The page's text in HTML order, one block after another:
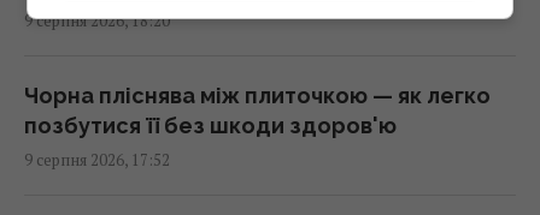
Су-34: аналітики оцінили, чи це можливо
17:01 неділя, 09 серпня 2026
9 серпня 2026, 18:20
Чорна пліснява між плиточкою — як легко
позбутися її без шкоди здоров'ю
9 серпня 2026, 17:52